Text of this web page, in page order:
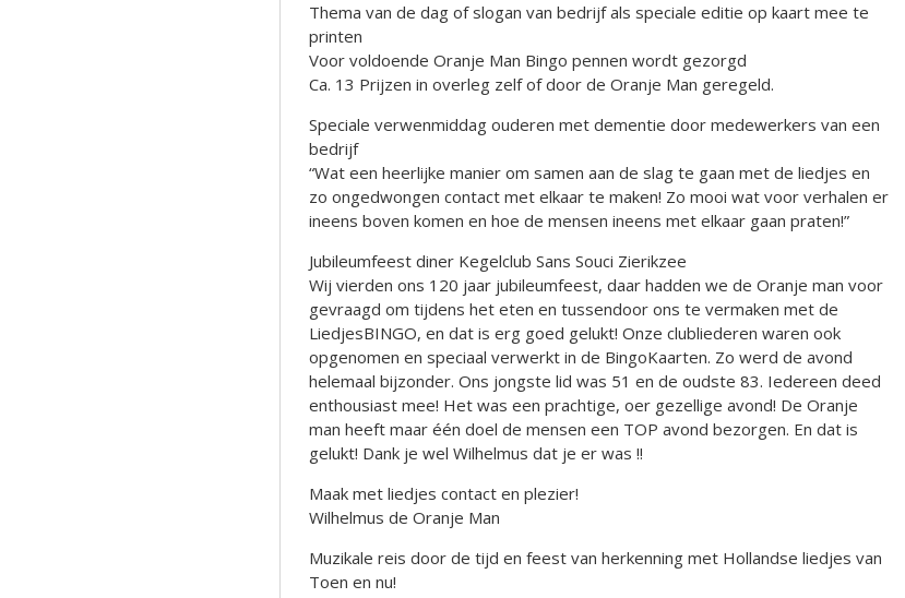
Thema van de dag of slogan van bedrijf als speciale editie op kaart mee te
printen
Voor voldoende Oranje Man Bingo pennen wordt gezorgd
Ca. 13 Prijzen in overleg zelf of door de Oranje Man geregeld.
Speciale verwenmiddag ouderen met dementie door medewerkers van een
bedrijf
“Wat een heerlijke manier om samen aan de slag te gaan met de liedjes en
zo ongedwongen contact met elkaar te maken! Zo mooi wat voor verhalen er
ineens boven komen en hoe de mensen ineens met elkaar gaan praten!”
Jubileumfeest diner Kegelclub Sans Souci Zierikzee
Wij vierden ons 120 jaar jubileumfeest, daar hadden we de Oranje man voor
gevraagd om tijdens het eten en tussendoor ons te vermaken met de
LiedjesBINGO, en dat is erg goed gelukt! Onze clubliederen waren ook
opgenomen en speciaal verwerkt in de BingoKaarten. Zo werd de avond
helemaal bijzonder. Ons jongste lid was 51 en de oudste 83. Iedereen deed
enthousiast mee! Het was een prachtige, oer gezellige avond! De Oranje
man heeft maar één doel de mensen een TOP avond bezorgen. En dat is
gelukt! Dank je wel Wilhelmus dat je er was !!
Maak met liedjes contact en plezier!
Wilhelmus de Oranje Man
Muzikale reis door de tijd en feest van herkenning met Hollandse liedjes van
Toen en nu!